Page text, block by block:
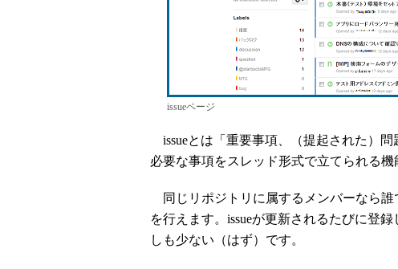
issueページ
issueとは「重要事項、（提起された）
必要な事項をスレッド形式で立てられる機
同じリポジトリに属するメンバーなら誰
を行えます。issueが更新されるたびに登
しも少ない（はず）です。